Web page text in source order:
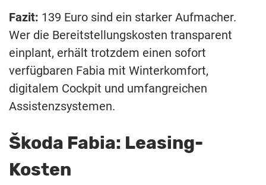
Fazit: 139 Euro sind ein starker Aufmacher.
Wer die Bereitstellungskosten transparent
einplant, erhält trotzdem einen sofort
verfügbaren Fabia mit Winterkomfort,
digitalem Cockpit und umfangreichen
Assistenzsystemen.
Škoda Fabia: Leasing-
Kosten